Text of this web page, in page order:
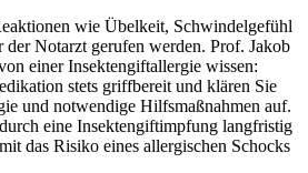
wie Übelkeit, Schwindelgefühl
der Notarzt gerufen werden. Prof. Jakob
einer Insektengiftallergie wissen:
stets griffbereit und klären Sie
und notwendige Hilfsmaßnahmen auf.
eine Insektengiftimpfung langfristig
das Risiko eines allergischen Schocks